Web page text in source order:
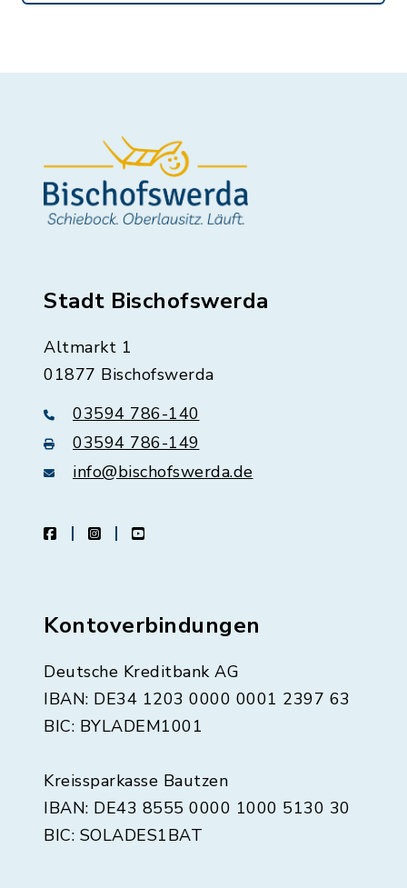
Stadt Bischofswerda
Altmarkt 1
01877 Bischofswerda
03594 786-140
03594 786-149
info@bischofswerda.de
facebookinstagramyoutube
Kontoverbindungen
Deutsche Kreditbank AG
IBAN: DE34 1203 0000 0001 2397 63
BIC: BYLADEM1001
Kreissparkasse Bautzen
IBAN: DE43 8555 0000 1000 5130 30
BIC: SOLADES1BAT